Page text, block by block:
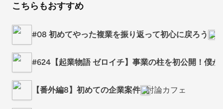
こちらもおすすめ
#08 初めてやった複業を振り返って初心に戻ろう
#624【起業物語 ゼロイチ】事業の柱を初公開！僕
【番外編8】初めての企業案件 討論カフェ